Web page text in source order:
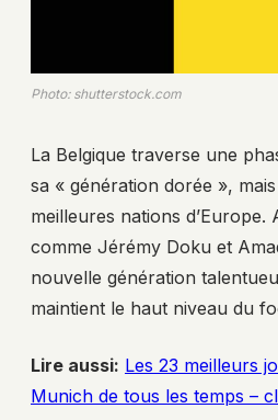
Photo: shutterstock.com
La Belgique traverse une
sa « génération dorée »,
meilleures nations d’Europe.
comme Jérémy Doku et
nouvelle génération
maintient le haut niveau du
Lire aussi: Les 23 meilleurs
Munich de tous les temps –